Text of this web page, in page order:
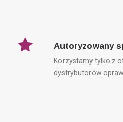
Autoryzowany
Korzystamy tylko z
dystrybutorów